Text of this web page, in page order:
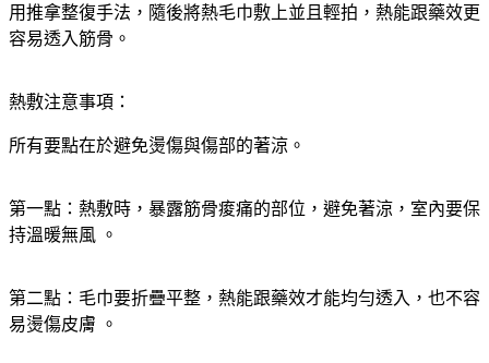
用推拿整復手法，隨後將熱毛巾敷上並且輕拍，熱能跟藥效更
容易透入筋骨。
熱敷注意事項：
所有要點在於避免燙傷與傷部的著涼。
第一點：熱敷時，暴露筋骨痠痛的部位，避免著涼，室內要保
持溫暖無風 。
第二點：毛巾要折疊平整，熱能跟藥效才能均勻透入，也不容
易燙傷皮膚 。